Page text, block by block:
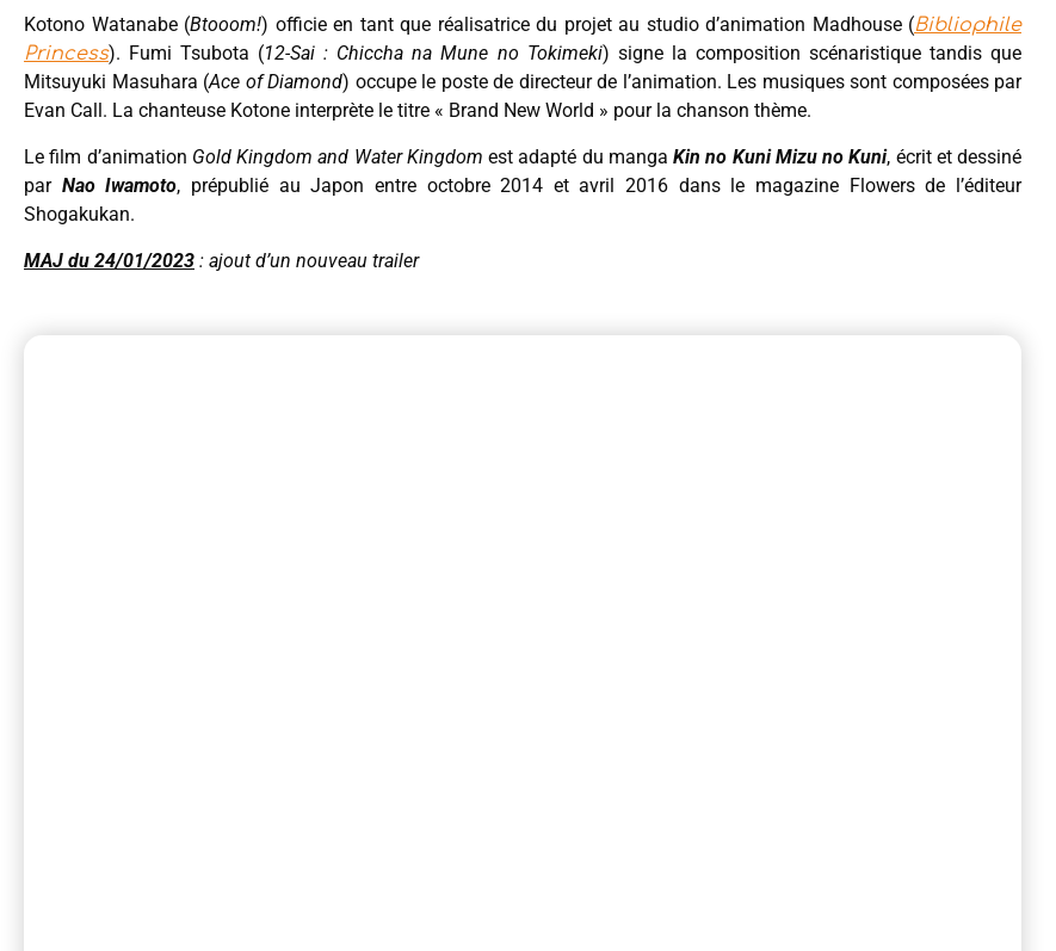
Kotono Watanabe (Btooom!) officie en tant que réalisatrice du projet au studio d’animation Madhouse (Bibliophile
Princess). Fumi Tsubota (12-Sai : Chiccha na Mune no Tokimeki) signe la composition scénaristique tandis que
Mitsuyuki Masuhara (Ace of Diamond) occupe le poste de directeur de l’animation. Les musiques sont composées par
Evan Call. La chanteuse Kotone interprète le titre « Brand New World » pour la chanson thème.
Le film d’animation Gold Kingdom and Water Kingdom est adapté du manga Kin no Kuni Mizu no Kuni, écrit et dessiné
par Nao Iwamoto, prépublié au Japon entre octobre 2014 et avril 2016 dans le magazine Flowers de l’éditeur
Shogakukan.
MAJ du 24/01/2023 : ajout d’un nouveau trailer